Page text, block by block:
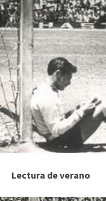
Lectura de verano